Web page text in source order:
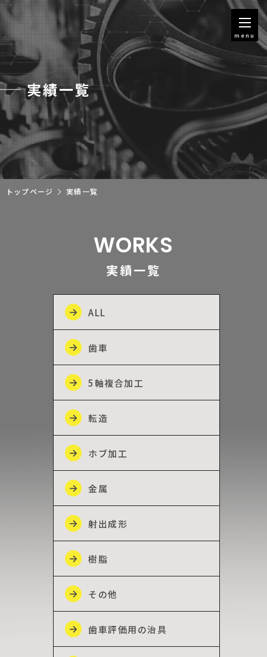
menu
実績一覧
トップページ 実績一覧
WORKS
実績一覧
ALL
歯車
5軸複合加工
転造
ホブ加工
金属
射出成形
樹脂
その他
歯車評価用の治具